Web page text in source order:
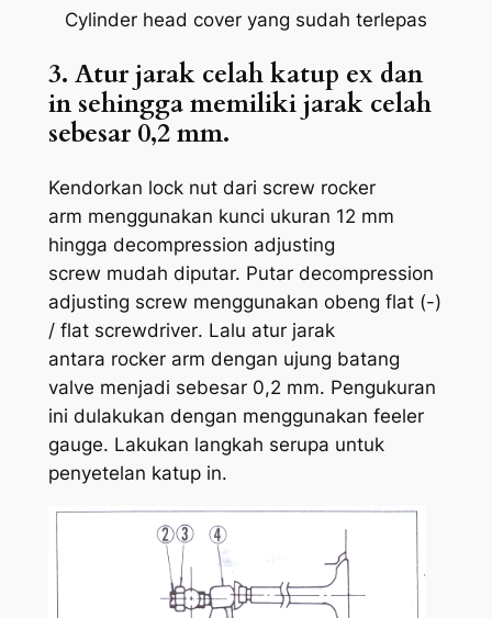
Cylinder head cover yang sudah terlepas
3. Atur jarak celah katup ex dan
in sehingga memiliki jarak celah
sebesar 0,2 mm.
Kendorkan lock nutdari screw rocker
arm menggunakan kunci ukuran 12 mm
hingga decompression adjusting
screw mudah diputar. Putar decompression
adjusting screw menggunakan obeng flat(-)
/ flat screwdriver. Lalu atur jarak
antara rocker arm dengan ujung batang
valve menjadi sebesar 0,2 mm. Pengukuran
ini dulakukan dengan menggunakan feeler
gauge. Lakukan langkah serupa untuk
penyetelan katup in.